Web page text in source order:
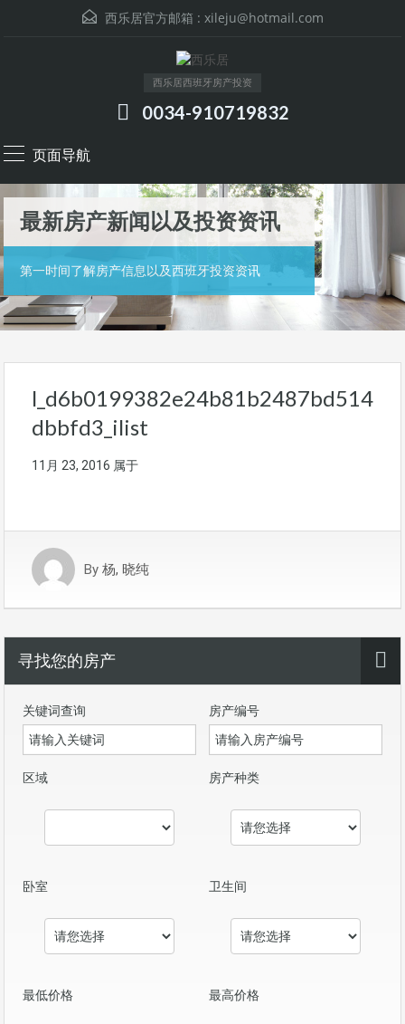
西乐居官方邮箱 : xileju@hotmail.com
西乐居西班牙房产投资
0034-910719832
页面导航
最新房产新闻以及投资资讯
第一时间了解房产信息以及西班牙投资资讯
l_d6b0199382e24b81b2487bd514
dbbfd3_ilist
11月 23, 2016 属于
By 杨, 晓纯
寻找您的房产
关键词查询 房产编号
区域 房产种类
卧室 卫生间
最低价格 最高价格